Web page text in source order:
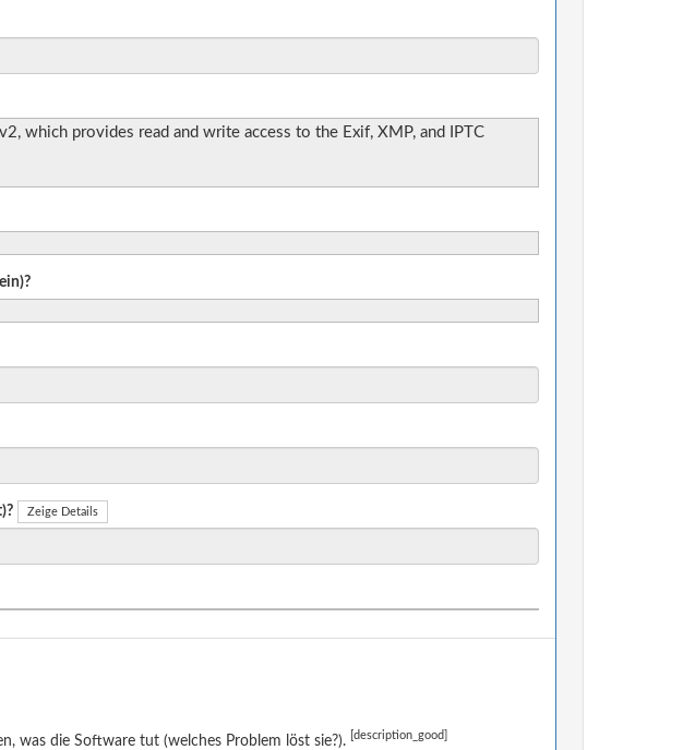
which provides read and write access to the Exif, XMP, and IPTC
Zeige Details
was die Software tut (welches Problem löst sie?). [description_good]